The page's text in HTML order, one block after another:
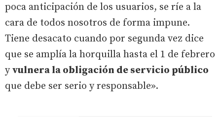
poca anticipación de los usuarios, se ríe a la
cara de todos nosotros de forma impune.
Tiene desacato cuando por segunda vez dice
que se amplía la horquilla hasta el 1 de febrero
yvulnera la obligación de servicio público
que debe ser serio y responsable».